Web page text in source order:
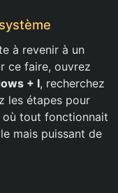
à revenir à un
ce faire, ouvrez
+ I, recherchez
les étapes pour
où tout fonctionnait
mais puissant de